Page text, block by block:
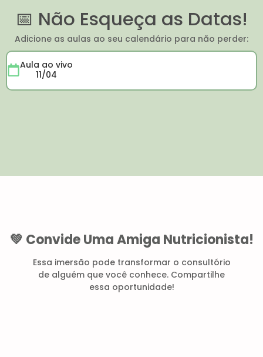
📅 Não Esqueça as Datas!
Adicione as aulas ao seu calendário para não perder:
Aula ao vivo
11/04
💚 Convide Uma Amiga Nutricionista!
Essa imersão pode transformar o consultório
de alguém que você conhece. Compartilhe
essa oportunidade!